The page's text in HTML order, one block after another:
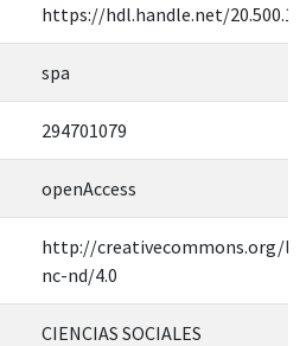
https://hdl.handle.net/
spa
294701079
openAccess
http://creativecommons.org/
nc-nd/4.0
CIENCIAS SOCIALES